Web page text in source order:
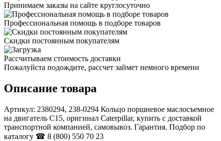
Принимаем заказы на сайте круглосуточно
Профессиональная помощь в подборе товаров
Скидки постоянным покупателям
Рассчитываем стоимость доставки
Пожалуйста подождите, рассчет займет немного времени
Описание товара
Артикул: 2380294, 238-0294 Кольцо поршневое маслосъемное
на двигатель C15, оригинал Caterpillar, купить с доставкой
транспортной компанией, самовывоз. Гарантия. Подбор по
каталогу ☎ 8 (800) 550 70 23